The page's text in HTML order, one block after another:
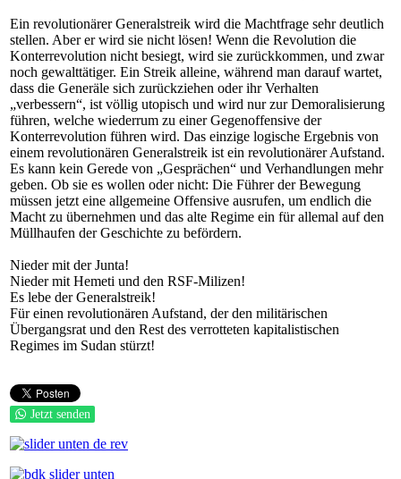
Ein revolutionärer Generalstreik wird die Machtfrage sehr deutlich
stellen. Aber er wird sie nicht lösen! Wenn die Revolution die
Konterrevolution nicht besiegt, wird sie zurückkommen, und zwar
noch gewalttätiger. Ein Streik alleine, während man darauf wartet,
dass die Generäle sich zurückziehen oder ihr Verhalten
„verbessern“, ist völlig utopisch und wird nur zur Demoralisierung
führen, welche wiederrum zu einer Gegenoffensive der
Konterrevolution führen wird. Das einzige logische Ergebnis von
einem revolutionären Generalstreik ist ein revolutionärer Aufstand.
Es kann kein Gerede von „Gesprächen“ und Verhandlungen mehr
geben. Ob sie es wollen oder nicht: Die Führer der Bewegung
müssen jetzt eine allgemeine Offensive ausrufen, um endlich die
Macht zu übernehmen und das alte Regime ein für allemal auf den
Müllhaufen der Geschichte zu befördern.
Nieder mit der Junta!
Nieder mit Hemeti und den RSF-Milizen!
Es lebe der Generalstreik!
Für einen revolutionären Aufstand, der den militärischen
Übergangsrat und den Rest des verrotteten kapitalistischen
Regimes im Sudan stürzt!
Jetzt senden